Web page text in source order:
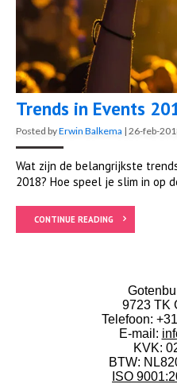
Trends in Events
Posted byErwin Balkema | 26-feb-
Wat zijn de belangrijkste
2018? Hoe speel je slim in op
CONTINUE READING
9723 TK
Telefoon:
E-mail:
KVK:
BTW:
ISO